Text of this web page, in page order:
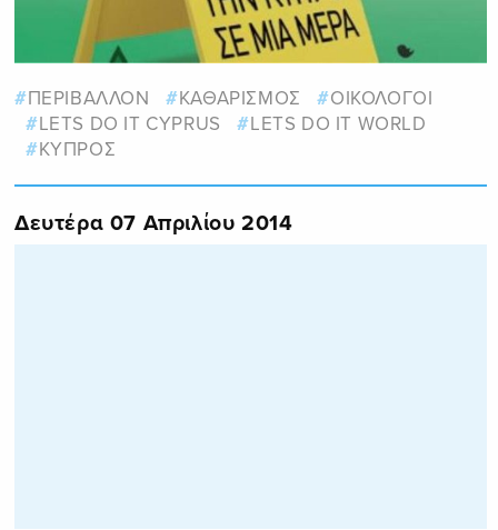
ΠΕΡΙΒΑΛΛΟΝ ΚΑΘΑΡΙΣΜΟΣ
ΟΙΚΟΛΟΓΟΙ
LETS DO IT CYPRUS
LETS DO IT WORLD
ΚΥΠΡΟΣ
Δευτέρα 07 Απριλίου 2014